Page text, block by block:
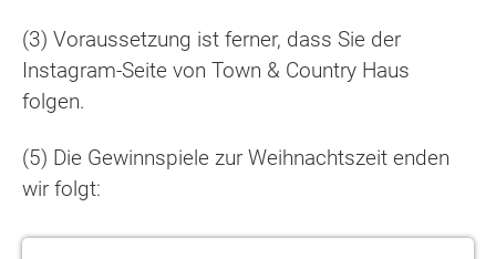
(3) Voraussetzung ist ferner, dass Sie der
Instagram-Seite von Town & Country Haus
folgen.
(5) Die Gewinnspiele zur Weihnachtszeit enden
wir folgt: